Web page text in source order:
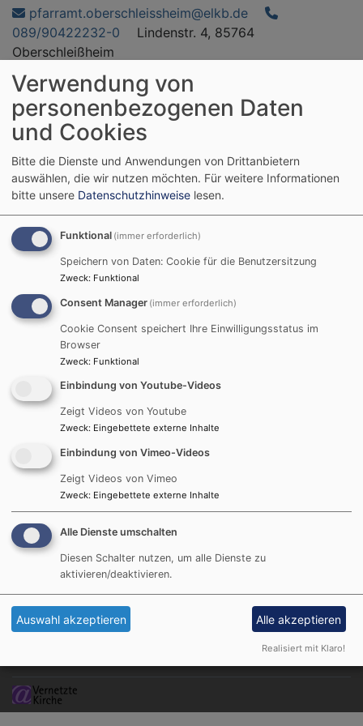
Direkt
zum
Inhalt
pfarramt.oberschleissheim@elkb.de
089/90422232-0
Lindenstr. 4, 85764
Oberschleißheim
Trinitatiskirche
Evangelisch in Oberschleißheim
Hauptnavigation
Startseite Predigt Christvesper 2024
Predigt Christvesper
2024
Buck
52.03 KB
Hauptnavigation
Startseite
Prävention
Wo wir sind
Spenden
Fußbereichsmenü
Kontakt
Datenschutzerklärung
Verwendung von
personenbezogenen Daten
und Cookies
Bitte die Dienste und Anwendungen von Drittanbietern
auswählen, die wir nutzen möchten. Für weitere Informationen
bitte unsere Datenschutzhinweise lesen.
Funktional (immer erforderlich)
Speichern von Daten: Cookie für die Benutzersitzung
Zweck: Funktional
Consent Manager (immer erforderlich)
Cookie Consent speichert Ihre Einwilligungsstatus im
Browser
Zweck: Funktional
Einbindung von Youtube-Videos
Zeigt Videos von Youtube
Zweck: Eingebettete externe Inhalte
Einbindung von Vimeo-Videos
Zeigt Videos von Vimeo
Zweck: Eingebettete externe Inhalte
Alle Dienste umschalten
Diesen Schalter nutzen, um alle Dienste zu
aktivieren/deaktivieren.
Auswahl akzeptieren Alle akzeptieren
Realisiert mit Klaro!